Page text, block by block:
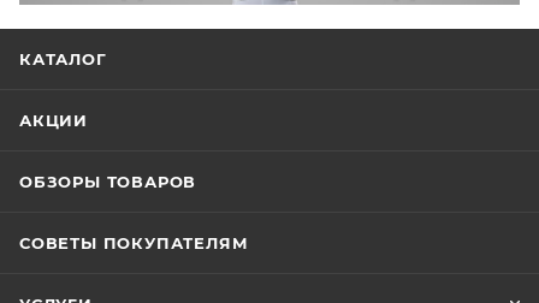
КАТАЛОГ
АКЦИИ
ОБЗОРЫ ТОВАРОВ
СОВЕТЫ ПОКУПАТЕЛЯМ